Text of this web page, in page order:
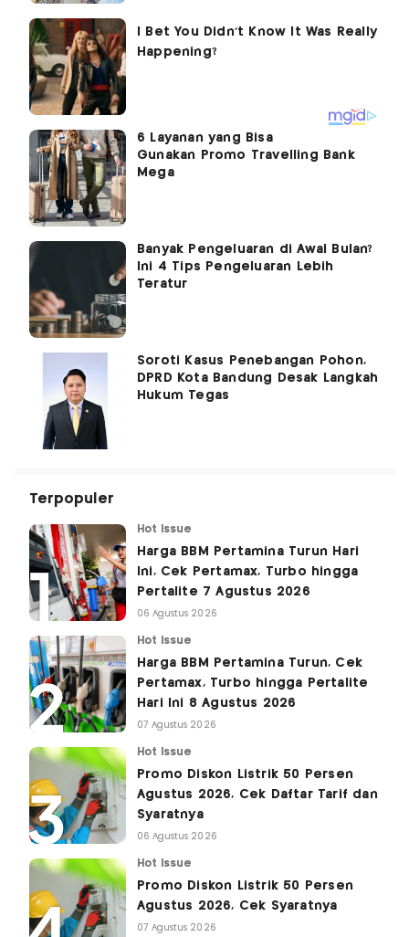
6 Layanan yang Bisa
Gunakan Promo Travelling Bank
Mega
Banyak Pengeluaran di Awal Bulan?
Ini 4 Tips Pengeluaran Lebih
Teratur
Soroti Kasus Penebangan Pohon,
DPRD Kota Bandung Desak Langkah
Hukum Tegas
Terpopuler
Hot Issue
Harga BBM Pertamina Turun Hari
Ini, Cek Pertamax, Turbo hingga
Pertalite 7 Agustus 2026
06 Agustus 2026
Hot Issue
Harga BBM Pertamina Turun, Cek
Pertamax, Turbo hingga Pertalite
Hari Ini 8 Agustus 2026
07 Agustus 2026
Hot Issue
Promo Diskon Listrik 50 Persen
Agustus 2026, Cek Daftar Tarif dan
Syaratnya
06 Agustus 2026
Hot Issue
Promo Diskon Listrik 50 Persen
Agustus 2026, Cek Syaratnya
07 Agustus 2026